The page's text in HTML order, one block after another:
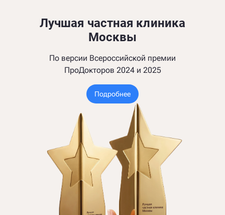
Лучшая частная клиника
Москвы
По версии Всероссийской премии
ПроДокторов 2024 и 2025
Подробнее